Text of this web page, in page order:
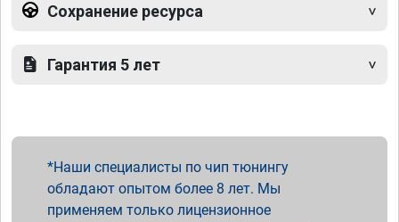
Сохранение ресурса
Гарантия 5 лет
Наши специалисты по чип тюнингу
обладают опытом более 8 лет. Мы
применяем только лицензионное